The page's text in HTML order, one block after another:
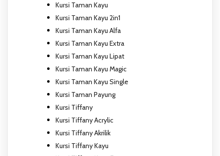
Kursi Taman Kayu
Kursi Taman Kayu 2in1
Kursi Taman Kayu Alfa
Kursi Taman Kayu Extra
Kursi Taman Kayu Lipat
Kursi Taman Kayu Magic
Kursi Taman Kayu Single
Kursi Taman Payung
Kursi Tiffany
Kursi Tiffany Acrylic
Kursi Tiffany Akrilik
Kursi Tiffany Kayu